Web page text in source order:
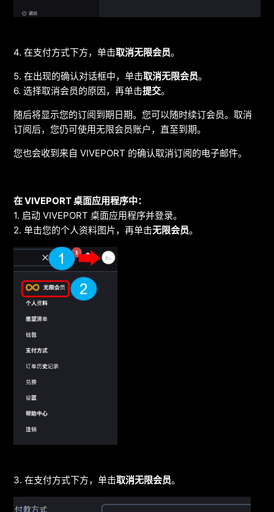
4. 在支付方式下方，单击取消无限会员。
5. 在出现的确认对话框中，单击取消无限会员。
6. 选择取消会员的原因，再单击提交。
随后将显示您的订阅到期日期。您可以随时续订会员。取消
订阅后，您仍可使用无限会员账户，直至到期。
您也会收到来自 VIVEPORT 的确认取消订阅的电子邮件。
在 VIVEPORT 桌面应用程序中：
1. 启动 VIVEPORT 桌面应用程序并登录。
2. 单击您的个人资料图片，再单击无限会员。
3. 在支付方式下方，单击取消无限会员。